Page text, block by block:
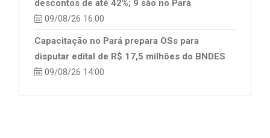
descontos de até 42%; 9 são no Pará
09/08/26 16:00
Capacitação no Pará prepara OSs para
disputar edital de R$ 17,5 milhões do BNDES
09/08/26 14:00